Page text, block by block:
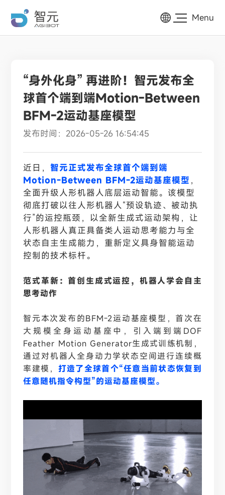
Menu
“身外化身” 再进阶！智元发布全
球首个端到端Motion-Between
BFM-2运动基座模型
发布时间：2026-05-26 16:54:45
近日， 智元正式发布全球首个端到端
Motion-Between BFM-2运动基座模型 ，
全面升级人形机器人底层运动智能。该模型
彻底打破以往人形机器人“预设轨迹、被动执
行”的运控瓶颈，以全新生成式运动架构，让
人形机器人真正具备类人运动思考能力与全
状态自主生成能力，重新定义具身智能运动
控制的技术标杆。
范式革新：首创生成式运控，机器人学会自主
思考动作
智元本次发布的BFM-2运动基座模型，首次在
大规模全身运动基座中，引入端到端DOF
Feather Motion Generator生成式训练机制，
通过对机器人全身动力学状态空间进行连续概
率建模， 打造了全球首个“任意当前状态恢复到
任意随机指令构型”的运动基座模型。